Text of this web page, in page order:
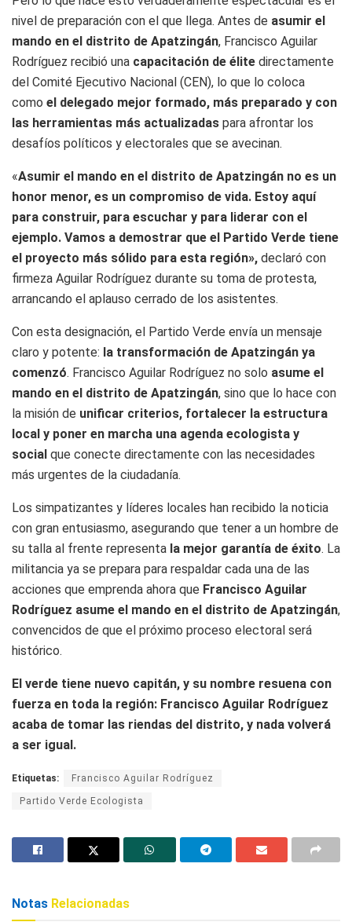
nivel de preparación con el que llega. Antes de asumir el
mando en el distrito de Apatzingán, Francisco Aguilar
Rodríguez recibió una capacitación de élite directamente
del Comité Ejecutivo Nacional (CEN), lo que lo coloca
como el delegado mejor formado, más preparado y con
las herramientas más actualizadas para afrontar los
desafíos políticos y electorales que se avecinan.
«Asumir el mando en el distrito de Apatzingán no es un
honor menor, es un compromiso de vida. Estoy aquí
para construir, para escuchar y para liderar con el
ejemplo. Vamos a demostrar que el Partido Verde tiene
el proyecto más sólido para esta región», declaró con
firmeza Aguilar Rodríguez durante su toma de protesta,
arrancando el aplauso cerrado de los asistentes.
Con esta designación, el Partido Verde envía un mensaje
claro y potente: la transformación de Apatzingán ya
comenzó. Francisco Aguilar Rodríguez no solo asume el
mando en el distrito de Apatzingán, sino que lo hace con
la misión de unificar criterios, fortalecer la estructura
local y poner en marcha una agenda ecologista y
social que conecte directamente con las necesidades
más urgentes de la ciudadanía.
Los simpatizantes y líderes locales han recibido la noticia
con gran entusiasmo, asegurando que tener a un hombre de
su talla al frente representa la mejor garantía de éxito. La
militancia ya se prepara para respaldar cada una de las
acciones que emprenda ahora que Francisco Aguilar
Rodríguez asume el mando en el distrito de Apatzingán,
convencidos de que el próximo proceso electoral será
histórico.
El verde tiene nuevo capitán, y su nombre resuena con
fuerza en toda la región: Francisco Aguilar Rodríguez
acaba de tomar las riendas del distrito, y nada volverá
a ser igual.
Etiquetas: Francisco Aguilar Rodríguez
Partido Verde Ecologista
Notas Relacionadas